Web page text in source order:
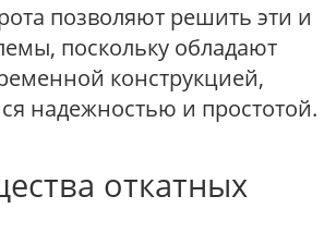
позволяют решить эти и
поскольку обладают
конструкцией,
надежностью и простотой.
откатных